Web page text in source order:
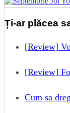
Ți-ar plăcea
[Review]
[Review]
Cum sa